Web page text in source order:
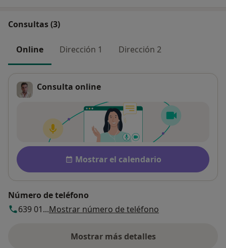
Consultas (3)
Online Dirección 1 Dirección 2
Consulta online
Disponibilidad
Mostrar el calendario
Número de teléfono
639 01...Mostrar número de teléfono
Mostrar más detalles
sobre la dirección